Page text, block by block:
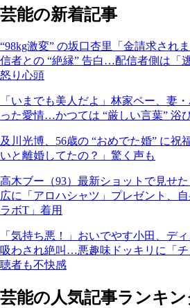
芸能の新着記事
“98kg激変” の坂口杏里「金請求され
信者との “絶縁” 告白…配信者側は「
怒り心頭
「いまでも美人だよ」林家ペー、妻
った愛情…かつては “厳しい言葉” 浴
及川光博、56歳の “おめでた婚” に
いと離婚してたの？」驚く声も
高木ブー（93）最新ショットで見せ
広に「アロハシャツ」プレゼント、
ラボT」着用
「気持ち悪！」おいでやす小田、デ
吸わされ絶叫…悪趣味ドッキリに「
聴者も不快感
芸能の人気記事ランキ